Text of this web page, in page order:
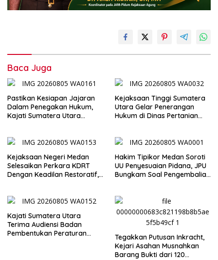
Baca Juga
Pastikan Kesiapan Jajaran
Dalam Penegakan Hukum,
Kajati Sumatera Utara
Kejaksaan Tinggi Sumatera
Utara Gelar Penerangan
Hukum di Dinas Pertanian
Kejaksaan Negeri Medan
Selesaikan Perkara KDRT
Dengan Keadilan Restoratif,
Rumahtangga
Hakim Tipikor Medan Soroti
UU Penyesuaian Pidana, JPU
Bungkam Soal Pengembalian
Kajati Sumatera Utara
Terima Audiensi Badan
Pembentukan Peraturan
Tegakkan Putusan Inkracht,
Kejari Asahan Musnahkan
Barang Bukti dari 120